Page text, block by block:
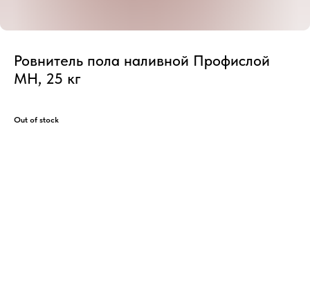
Ровнитель пола наливной Профислой
МН, 25 кг
Out of stock